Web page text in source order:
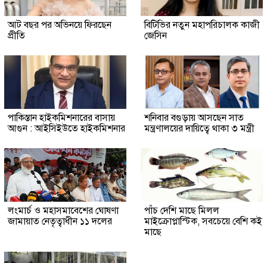
আট বছর পর অভিনয়ে ফিরছেন
প্রীতি
বিটিভির নতুন মহাপরিচালক কাজী
জেসিন
পাকিস্তান হাইকমিশনারের বাসায়
আগুন : আইসিইউতে হাইকমিশনার
শনিবার বগুড়ায় আসছেন সাত
মন্ত্রণালয়ের দায়িত্বে থাকা ৩ মন্ত্রী
লংমার্চ ও মহাসমাবেশের ঘোষণা
জামায়াত নেতৃত্বাধীন ১১ দলের
পাঁচ দেশি মাছে মিলল
মাইক্রোপ্লাস্টিক, সবচেয়ে বেশি কই
মাছে